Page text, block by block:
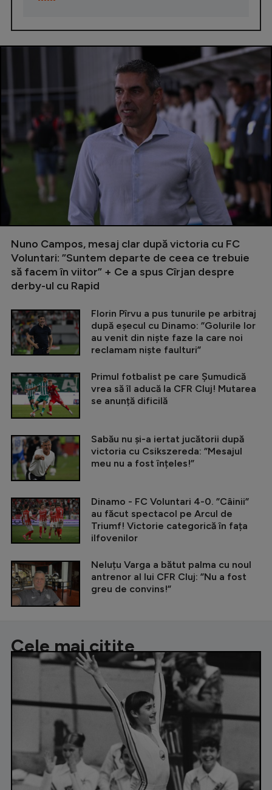
Nuno Campos, mesaj clar după victoria cu FC
Voluntari: ”Suntem departe de ceea ce trebuie
să facem în viitor” + Ce a spus Cîrjan despre
derby-ul cu Rapid
Florin Pîrvu a pus tunurile pe arbitraj
după eșecul cu Dinamo: ”Golurile lor
au venit din niște faze la care noi
reclamam niște faulturi”
Primul fotbalist pe care Șumudică
vrea să îl aducă la CFR Cluj! Mutarea
se anunță dificilă
Sabău nu și-a iertat jucătorii după
victoria cu Csikszereda: ”Mesajul
meu nu a fost înțeles!”
Dinamo - FC Voluntari 4-0. ”Câinii”
au făcut spectacol pe Arcul de
Triumf! Victorie categorică în fața
ilfovenilor
Neluțu Varga a bătut palma cu noul
antrenor al lui CFR Cluj: ”Nu a fost
greu de convins!”
Cele mai citite